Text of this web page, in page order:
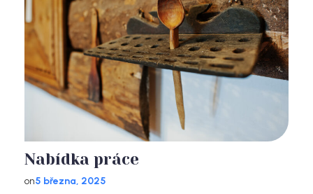
Nabídka práce
on5 března, 2025